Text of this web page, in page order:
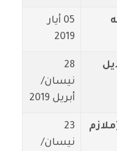
05 أيار
2019
28
نيسان/
أبريل 2019
23
نيسان/